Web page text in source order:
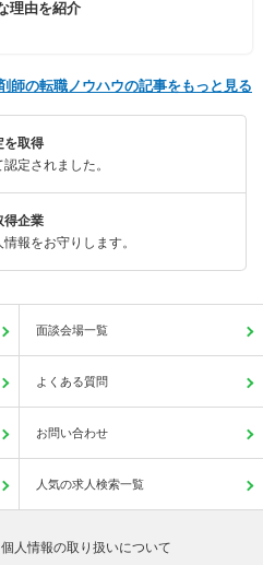
理由を紹介
師の転職ノウハウの記事をもっと見る
を取得
定されました。
得企業
報をお守りします。
面談会場一覧
よくある質問
お問い合わせ
人気の求人検索一覧
個人情報の取り扱いについて